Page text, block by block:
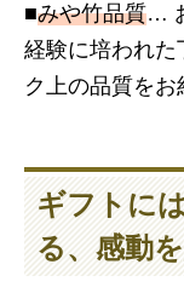
■みや竹品質…
経験に培われた
ク上の品質を
ギフトに
る、感動